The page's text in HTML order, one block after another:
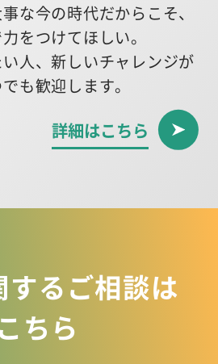
な今の時代だからこそ、
をつけてほしい。
人、新しいチャレンジが
も歓迎します。
詳細はこちら
するご相談は
こちら